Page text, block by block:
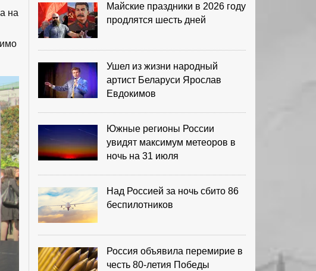
на
Майские праздники в 2026 году
продлятся шесть дней
Ушел из жизни народный
артист Беларуси Ярослав
Евдокимов
Южные регионы России
увидят максимум метеоров в
ночь на 31 июля
Над Россией за ночь сбито 86
беспилотников
Россия объявила перемирие в
честь 80-летия Победы